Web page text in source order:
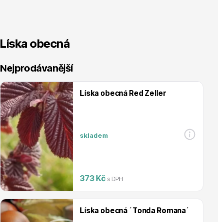
Vřesovištní rostliny
Líska obecná
Nejprodávanější
Líska obecná Red Zeller
skladem
373 Kč s DPH
Líska obecná ´Tonda Romana´